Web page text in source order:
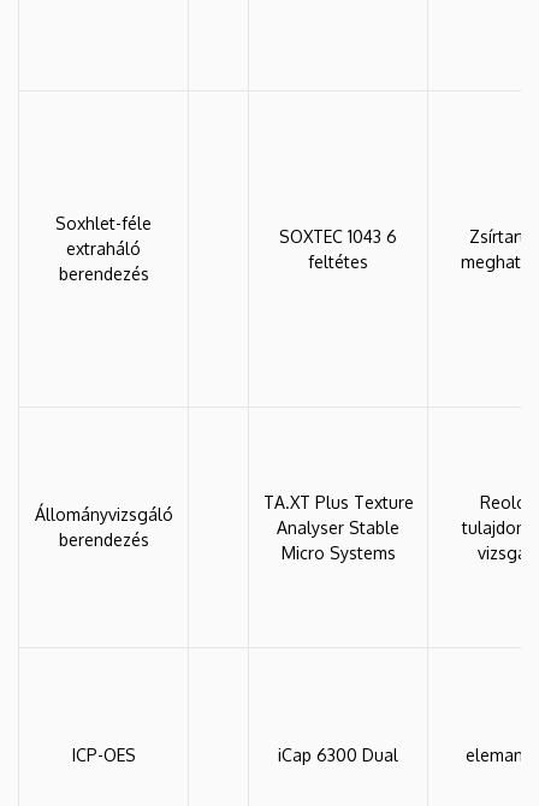
Soxhlet-féle
extraháló
berendezés
SOXTEC 1043 6
feltétes
Állományvizsgáló
berendezés
TA.XT Plus Texture
Analyser Stable
Micro Systems
ICP-OES iCap 6300 Dual